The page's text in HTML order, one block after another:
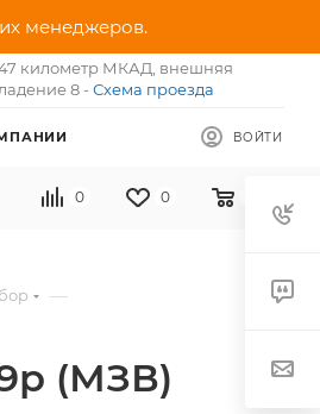
менеджеров.
47 километр МКАД, внешняя
8 - Схема проезда
ВОЙТИ
0 0
—
(МЗВ)